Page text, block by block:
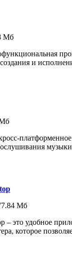
Мб
и
Мб
– это удобное
которое